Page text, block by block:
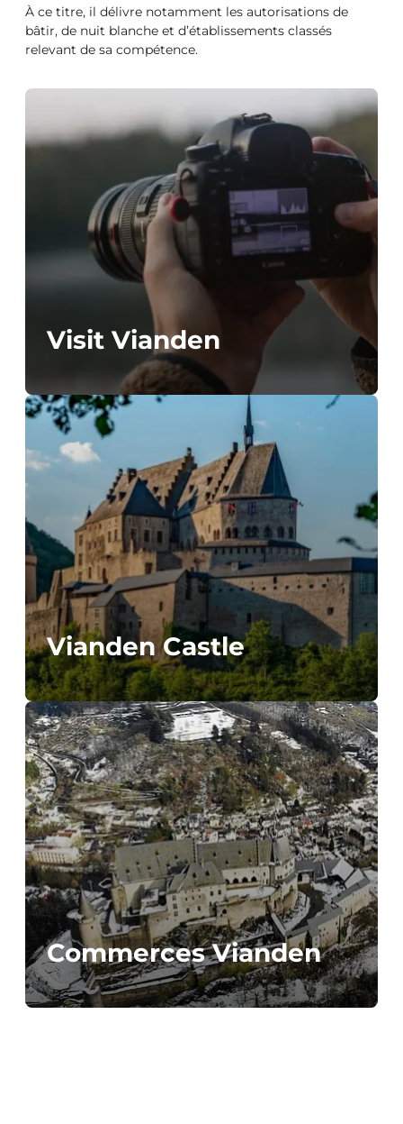
À ce titre, il délivre notamment les autorisations de
bâtir, de nuit blanche et d’établissements classés
relevant de sa compétence.
Visit Vianden
Vianden Castle
Commerces Vianden